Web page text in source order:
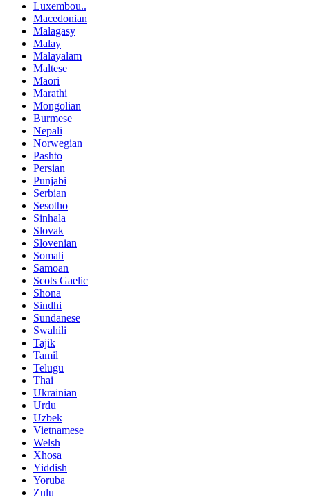
Luxembou..
Macedonian
Malagasy
Malay
Malayalam
Maltese
Maori
Marathi
Mongolian
Burmese
Nepali
Norwegian
Pashto
Persian
Punjabi
Serbian
Sesotho
Sinhala
Slovak
Slovenian
Somali
Samoan
Scots Gaelic
Shona
Sindhi
Sundanese
Swahili
Tajik
Tamil
Telugu
Thai
Ukrainian
Urdu
Uzbek
Vietnamese
Welsh
Xhosa
Yiddish
Yoruba
Zulu